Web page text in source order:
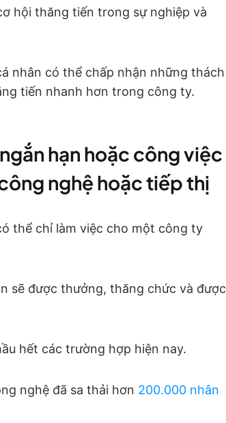
hội thăng tiến trong sự nghiệp và
nhân có thể chấp nhận những thách
tiến nhanh hơn trong công ty.
hạn hoặc công việc
nghệ hoặc tiếp thị
thể chỉ làm việc cho một công ty
sẽ được thưởng, thăng chức và được
hết các trường hợp hiện nay.
nghệ đã sa thải hơn 200.000 nhân